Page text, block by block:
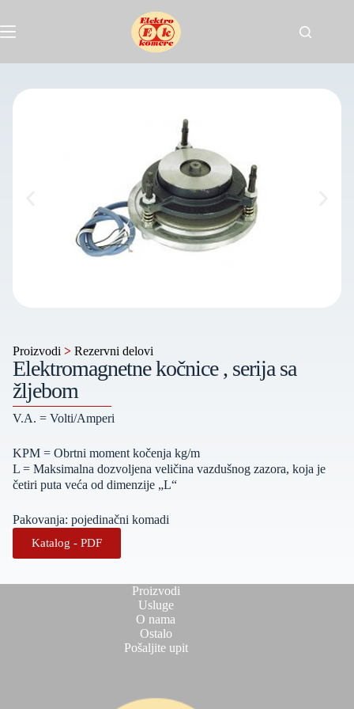
Proizvodi > Rezervni delovi
Elektromagnetne kočnice , serija sa
žljebom
V.A. = Volti/Amperi
KPM = Obrtni moment kočenja kg/m
L = Maksimalna dozvoljena veličina vazdušnog zazora, koja je
četiri puta veća od dimenzije „L“
Pakovanja: pojedinačni komadi
Katalog - PDF
Proizvodi
Usluge
O nama
Ostalo
Pošaljite upit